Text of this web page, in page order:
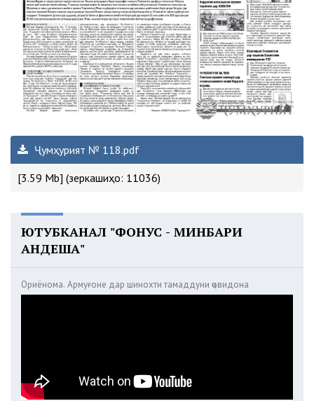
Ҷумҳурият № 118.pdf
[3.59 Mb] (зеркашиҳо: 11036)
ЮТУБКАНАЛ "ФОНУС - МИНБАРИ
АНДЕША"
Ориёнома. Армуғоне дар шинохти тамаддуни ҷовидона